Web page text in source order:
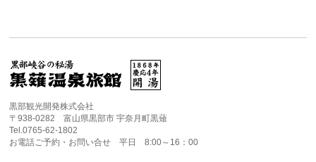
黒部観光開発株式会社
〒938-0282 富山県黒部市 宇奈月町黒薙
Tel.0765-62-1802
お電話ご予約・お問い合せ 平日 8:00～16：00